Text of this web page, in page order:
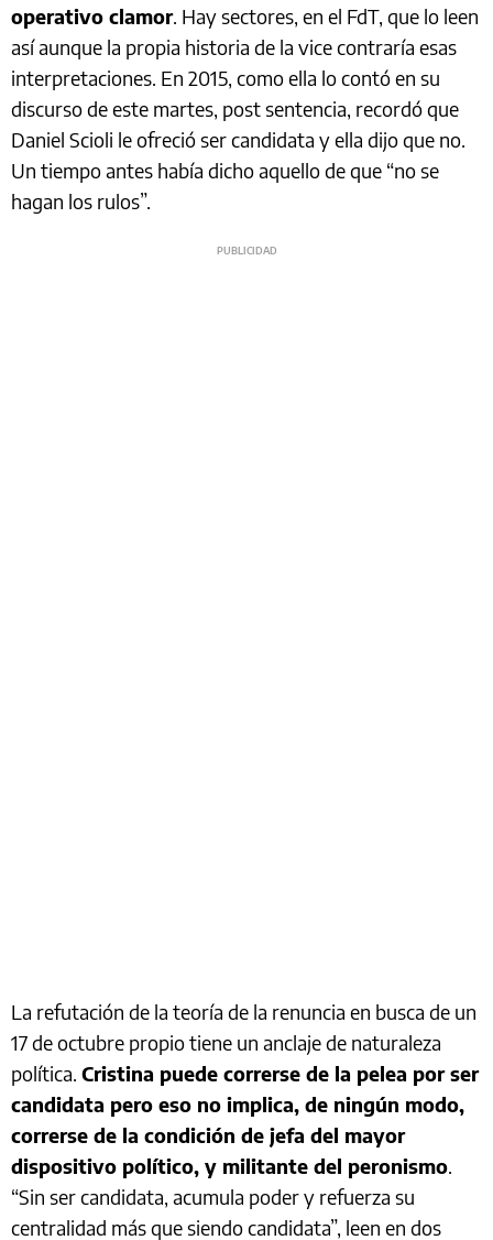
operativo clamor. Hay sectores, en el FdT, que lo leen
así aunque la propia historia de la vice contraría esas
interpretaciones. En 2015, como ella lo contó en su
discurso de este martes, post sentencia, recordó que
Daniel Scioli le ofreció ser candidata y ella dijo que no.
Un tiempo antes había dicho aquello de que “no se
hagan los rulos”.
La refutación de la teoría de la renuncia en busca de un
17 de octubre propio tiene un anclaje de naturaleza
política. Cristina puede correrse de la pelea por ser
candidata pero eso no implica, de ningún modo,
correrse de la condición de jefa del mayor
dispositivo político, y militante del peronismo.
“Sin ser candidata, acumula poder y refuerza su
centralidad más que siendo candidata”, leen en dos